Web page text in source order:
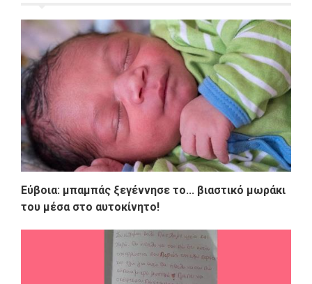
Εύβοια: μπαμπάς ξεγέννησε τo... βιαστικό μωράκι
του μέσα στο αυτοκίνητο!